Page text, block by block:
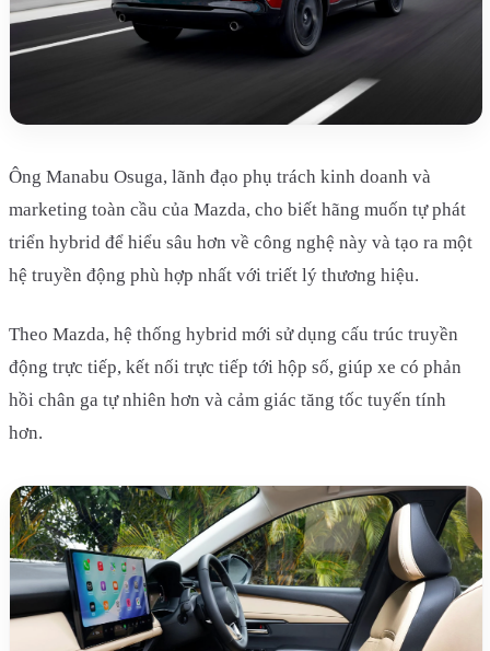
Ông Manabu Osuga, lãnh đạo phụ trách kinh doanh và
marketing toàn cầu của Mazda, cho biết hãng muốn tự phát
triển hybrid để hiểu sâu hơn về công nghệ này và tạo ra một
hệ truyền động phù hợp nhất với triết lý thương hiệu.
Theo Mazda, hệ thống hybrid mới sử dụng cấu trúc truyền
động trực tiếp, kết nối trực tiếp tới hộp số, giúp xe có phản
hồi chân ga tự nhiên hơn và cảm giác tăng tốc tuyến tính
hơn.